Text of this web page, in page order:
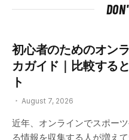
初心者のためのオン
カガイド｜比較する
ト
August 7, 2026
近年、オンラインでスポー
る情報を収集する人が増え